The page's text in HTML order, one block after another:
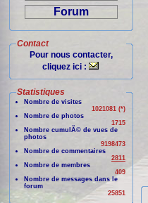
Forum
Contact
Pour nous contacter,
cliquez ici :
Statistiques
Nombre de visites
1021081 (*)
Nombre de photos
1715
Nombre cumulÃ© de vues de
photos
9198473
Nombre de commentaires
2811
Nombre de membres
409
Nombre de messages dans le
forum
25851